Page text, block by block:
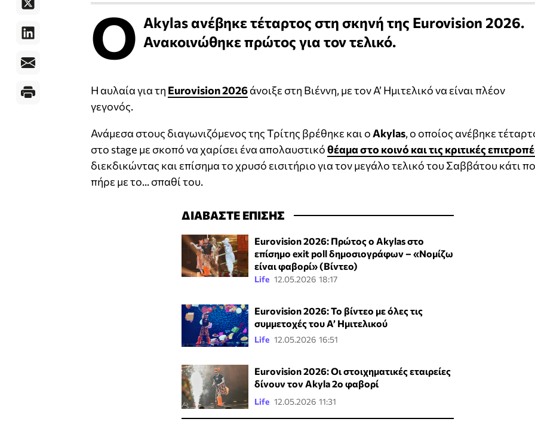
Ο Akylas ανέβηκε τέταρτος στη σκηνή της Eurovision 2026.
Ανακοινώθηκε πρώτος για τον τελικό.
Η αυλαία για τη Eurovision 2026άνοιξε στη Βιέννη, με τον Α’ Ημιτελικό να είναι πλέον
γεγονός.
Ανάμεσα στους διαγωνιζόμενος της Τρίτης βρέθηκε και οAkylas, ο οποίος ανέβηκε
στο stage με σκοπό να χαρίσει ένα απολαυστικόθέαμα στο κοινό και τις κριτικές
διεκδικώντας και επίσημα το χρυσό εισιτήριο για τον μεγάλο τελικό του Σαββάτου κάτι
πήρε με το... σπαθί του.
ΔΙΑΒΑΣΤΕ ΕΠΙΣΗΣ
Eurovision 2026: Πρώτος ο Akylas στο
επίσημο exit poll δημοσιογράφων – «Νομίζω
είναι φαβορί» (Βίντεο)
Life 12.05.2026 18:17
Eurovision 2026: Το βίντεο με όλες τις
συμμετοχές του Α’ Ημιτελικού
Life 12.05.2026 16:51
Eurovision 2026: Οι στοιχηματικές εταιρείες
δίνουν τον Akyla 2ο φαβορί
Life 12.05.2026 11:31